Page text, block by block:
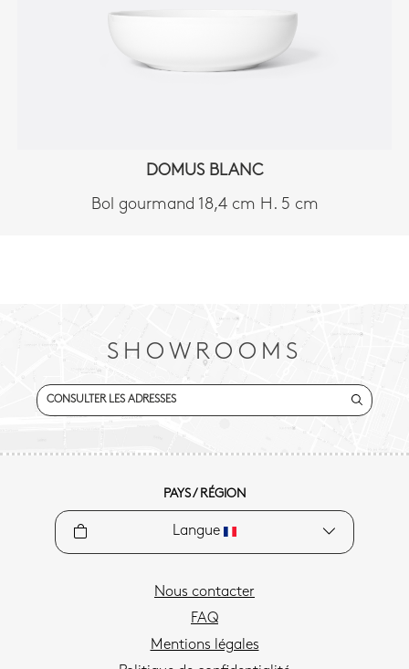
DOMUS BLANC
Bol gourmand 18,4 cm H. 5 cm
SHOWROOMS
CONSULTER LES ADRESSES
PAYS / RÉGION
Langue
Nous contacter
FAQ
Mentions légales